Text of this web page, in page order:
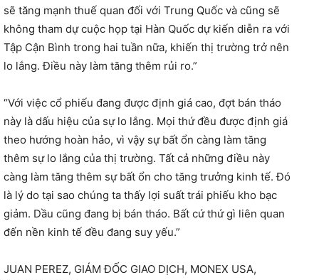
sẽ tăng mạnh thuế quan đối với Trung Quốc và cũng sẽ
không tham dự cuộc họp tại Hàn Quốc dự kiến ​​diễn ra với
Tập Cận Bình trong hai tuần nữa, khiến thị trường trở nên
lo lắng. Điều này làm tăng thêm rủi ro.”
“Với việc cổ phiếu đang được định giá cao, đợt bán tháo
này là dấu hiệu của sự lo lắng. Mọi thứ đều được định giá
theo hướng hoàn hảo, vì vậy sự bất ổn càng làm tăng
thêm sự lo lắng của thị trường. Tất cả những điều này
càng làm tăng thêm sự bất ổn cho tăng trưởng kinh tế. Đó
là lý do tại sao chúng ta thấy lợi suất trái phiếu kho bạc
giảm. Dầu cũng đang bị bán tháo. Bất cứ thứ gì liên quan
đến nền kinh tế đều đang suy yếu.”
JUAN PEREZ, GIÁM ĐỐC GIAO DỊCH, MONEX USA,